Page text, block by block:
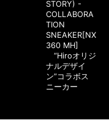
STORY) -
COLLABORA
TION
SNEAKER[NX
360 MH]
“Hiroオリジ
ナルデザイ
ン”コラボス
ニーカー